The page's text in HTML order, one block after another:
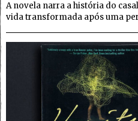
A novela narra a história do
vida transformada após uma